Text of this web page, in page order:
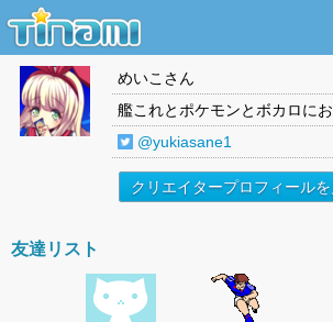
めいこ さん
艦これとポケモンとボカロに
@yukiasane1
クリエイタープロフィール
友達リスト